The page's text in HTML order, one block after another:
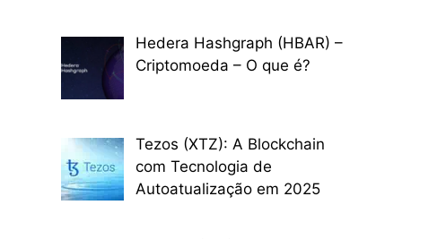
Hedera Hashgraph (HBAR) –
Criptomoeda – O que é?
Tezos (XTZ): A Blockchain
com Tecnologia de
Autoatualização em 2025